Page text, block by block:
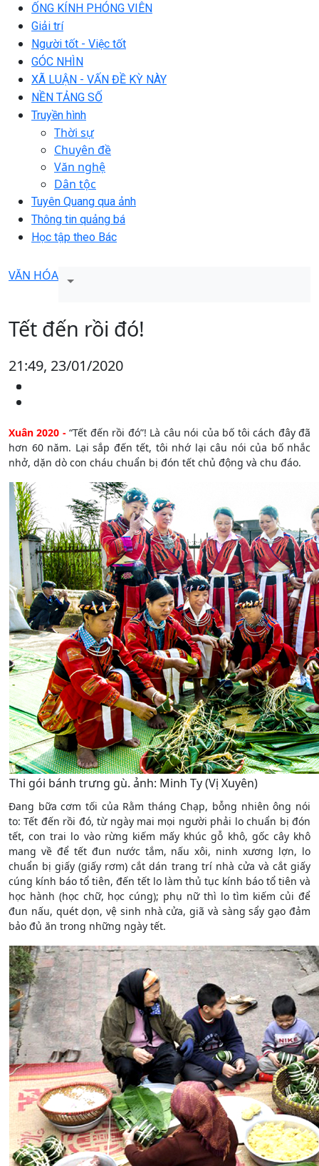
ỐNG KÍNH PHÓNG VIÊN
Giải trí
Người tốt - Việc tốt
GÓC NHÌN
XÃ LUẬN - VẤN ĐỀ KỲ NÀY
NỀN TẢNG SỐ
Truyền hình
Thời sự
Chuyên đề
Văn nghệ
Dân tộc
Tuyên Quang qua ảnh
Thông tin quảng bá
Học tập theo Bác
VĂN HÓA
Tết đến rồi đó!
21:49, 23/01/2020
Xuân 2020 -“Tết đến rồi đó”! Là câu nói của bố tôi cách đây đã
hơn 60 năm. Lại sắp đến tết, tôi nhớ lại câu nói của bố nhắc
nhở, dặn dò con cháu chuẩn bị đón tết chủ động và chu đáo.
Thi gói bánh trưng gù. ảnh: Minh Ty (Vị Xuyên)
Đang bữa cơm tối của Rằm tháng Chạp, bỗng nhiên ông nói
to: Tết đến rồi đó, từ ngày mai mọi người phải lo chuẩn bị đón
tết, con trai lo vào rừng kiếm mấy khúc gỗ khô, gốc cây khô
mang về để tết đun nước tắm, nấu xôi, ninh xương lợn, lo
chuẩn bị giấy (giấy rơm) cắt dán trang trí nhà cửa và cắt giấy
cúng kính báo tổ tiên, đến tết lo làm thủ tục kính báo tổ tiên và
học hành (học chữ, học cúng); phụ nữ thì lo tìm kiếm củi để
đun nấu, quét dọn, vệ sinh nhà cửa, giã và sàng sẩy gạo đảm
bảo đủ ăn trong những ngày tết.